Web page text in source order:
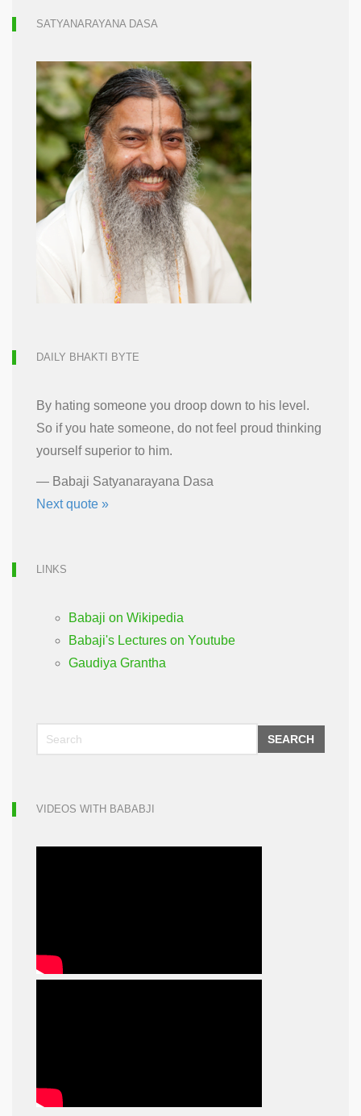
SATYANARAYANA DASA
DAILY BHAKTI BYTE
By hating someone you droop down to his level.
So if you hate someone, do not feel proud thinking
yourself superior to him.
— Babaji Satyanarayana Dasa
Next quote »
LINKS
Babaji on Wikipedia
Babaji's Lectures on Youtube
Gaudiya Grantha
SEARCH
VIDEOS WITH BABABJI